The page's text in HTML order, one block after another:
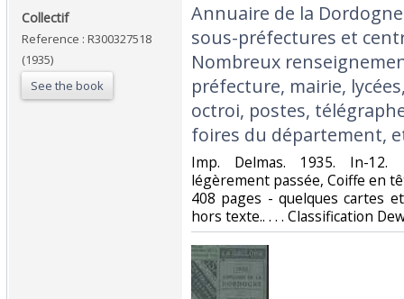
‎Collectif‎
Reference : R300327518
(1935)
See the book
‎Annuaire de la
sous-préfectures et
Nombreux
préfecture, mairie,
octroi, postes,
foires du département,
‎Imp. Delmas. 1935. In-12.
légèrement passée, Coiffe en
408 pages - quelques cartes
hors texte.. . . . Classification